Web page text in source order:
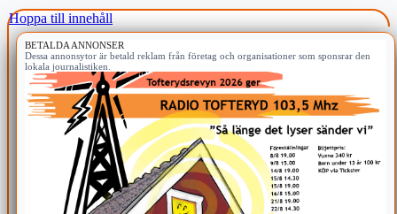
Hoppa till innehåll
BETALDA ANNONSER
Dessa annonsytor är betald reklam från företag och organisationer som sponsrar den
lokala journalistiken.